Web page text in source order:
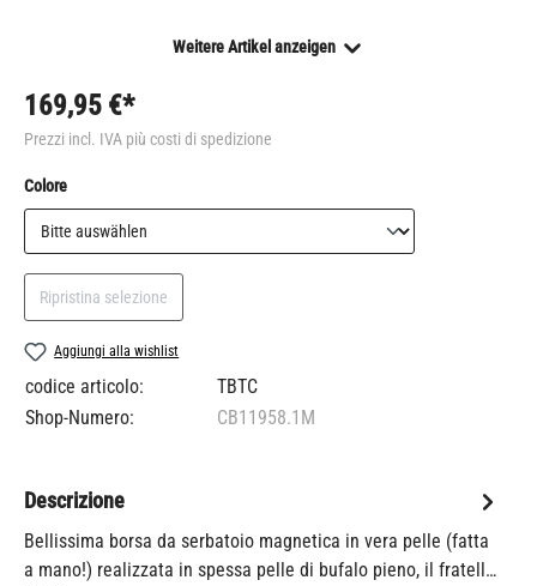
Weitere Artikel anzeigen
169,95 €*
Prezzi incl. IVA più costi di spedizione
Seleziona
Colore
Ripristina selezione
Aggiungi alla wishlist
codice articolo:
TBTC
Shop-Numero:
CB11958.1M
Descrizione
Bellissima borsa da serbatoio magnetica in vera pelle (fatta
a mano!) realizzata in spessa pelle di bufalo pieno, il fratell…